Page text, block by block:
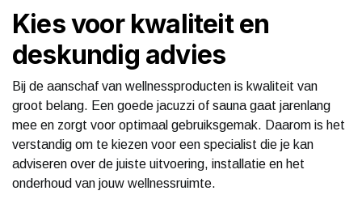
Kies voor kwaliteit en
deskundig advies
Bij de aanschaf van wellnessproducten is kwaliteit van
groot belang. Een goede jacuzzi of sauna gaat jarenlang
mee en zorgt voor optimaal gebruiksgemak. Daarom is het
verstandig om te kiezen voor een specialist die je kan
adviseren over de juiste uitvoering, installatie en het
onderhoud van jouw wellnessruimte.